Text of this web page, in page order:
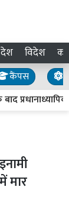
देश विदेश
कैंपस
मार